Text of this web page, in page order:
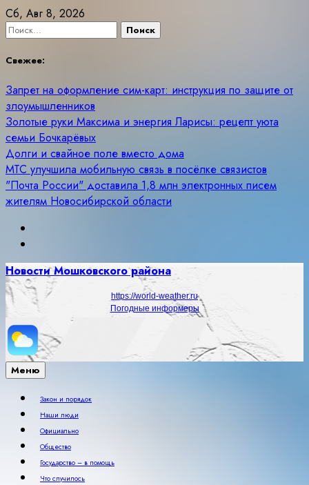
Skip
to
Сб, Авг 8, 2026
Найти:
Свежее:
Запрет на оформление сим-карт: инструкция по защите от
злоумышленников
Золотые руки Максима и энергия Ларисы: рецепт уюта
семьи Бочкарёвых
Долги и свайное поле вместо дома
МТС улучшила мобильную связь в посёлке связистов
"Почта России" доставила 1,8 млн электронных писем
жителям Новосибирской области
Новости Мошковского района
https://world-weather.ru
Погодные информеры
Меню
Закон и порядок
Наши люди
Официально
Общество
Государство – в помощь
Что случилось